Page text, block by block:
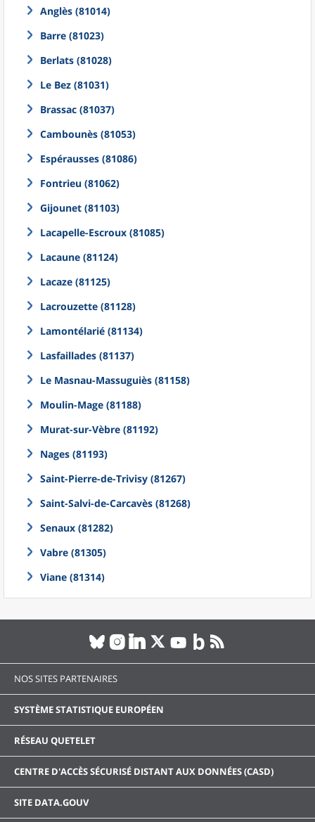
Anglès (81014)
Barre (81023)
Berlats (81028)
Le Bez (81031)
Brassac (81037)
Cambounès (81053)
Espérausses (81086)
Fontrieu (81062)
Gijounet (81103)
Lacapelle-Escroux (81085)
Lacaune (81124)
Lacaze (81125)
Lacrouzette (81128)
Lamontélarié (81134)
Lasfaillades (81137)
Le Masnau-Massuguiès (81158)
Moulin-Mage (81188)
Murat-sur-Vèbre (81192)
Nages (81193)
Saint-Pierre-de-Trivisy (81267)
Saint-Salvi-de-Carcavès (81268)
Senaux (81282)
Vabre (81305)
Viane (81314)
NOS SITES PARTENAIRES
SYSTÈME STATISTIQUE EUROPÉEN
RÉSEAU QUETELET
CENTRE D'ACCÈS SÉCURISÉ DISTANT AUX DONNÉES (CASD)
SITE DATA.GOUV